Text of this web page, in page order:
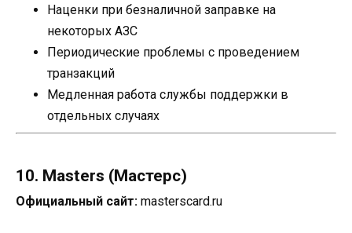
Наценки при безналичной заправке на
некоторых АЗС
Периодические проблемы с проведением
транзакций
Медленная работа службы поддержки в
отдельных случаях
10. Masters (Мастерс)
Официальный сайт: masterscard.ru